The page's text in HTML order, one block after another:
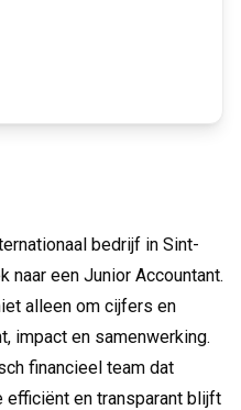
bedrijf in Sint-
naar een Junior Accountant.
alleen om cijfers en
impact en samenwerking.
financieel team dat
en transparant blijft